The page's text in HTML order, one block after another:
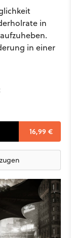
in
in einer
16,99 €